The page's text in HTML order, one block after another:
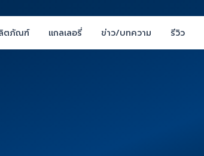
ตภัณฑ์ แกลเลอรี่ ข่าว/บทความ รีวิว